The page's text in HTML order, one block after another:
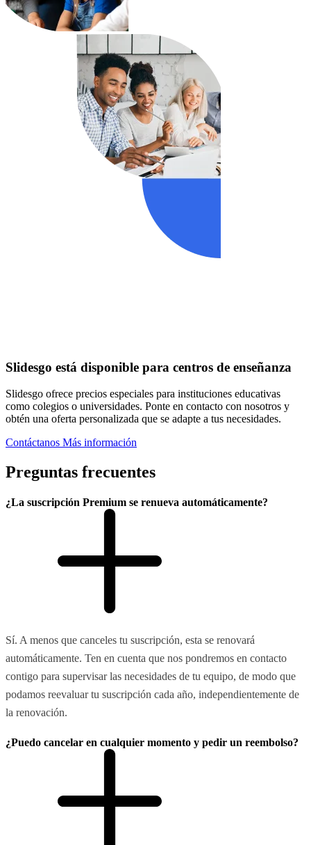
Slidesgo está disponible para centros de enseñanza
Slidesgo ofrece precios especiales para instituciones educativas
como colegios o universidades. Ponte en contacto con nosotros y
obtén una oferta personalizada que se adapte a tus necesidades.
Contáctanos Más información
Preguntas frecuentes
¿La suscripción Premium se renueva automáticamente?
Sí. A menos que canceles tu suscripción, esta se renovará
automáticamente. Ten en cuenta que nos pondremos en contacto
contigo para supervisar las necesidades de tu equipo, de modo que
podamos reevaluar tu suscripción cada año, independientemente de
la renovación.
¿Puedo cancelar en cualquier momento y pedir un reembolso?